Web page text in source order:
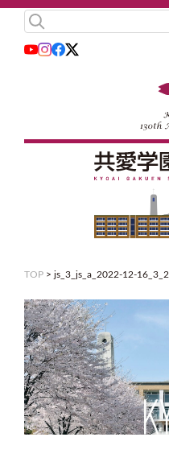
TOP > js_3_js_a_2022-12-16_3_2